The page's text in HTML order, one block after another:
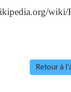
wiki/
Retour à